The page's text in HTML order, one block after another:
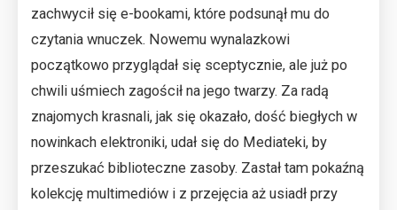
zachwycił się e-bookami, które podsunął mu do
czytania wnuczek. Nowemu wynalazkowi
początkowo przyglądał się sceptycznie, ale już po
chwili uśmiech zagościł na jego twarzy. Za radą
znajomych krasnali, jak się okazało, dość biegłych w
nowinkach elektroniki, udał się do Mediateki, by
przeszukać biblioteczne zasoby. Zastał tam pokaźną
kolekcję multimediów i z przejęcia aż usiadł przy